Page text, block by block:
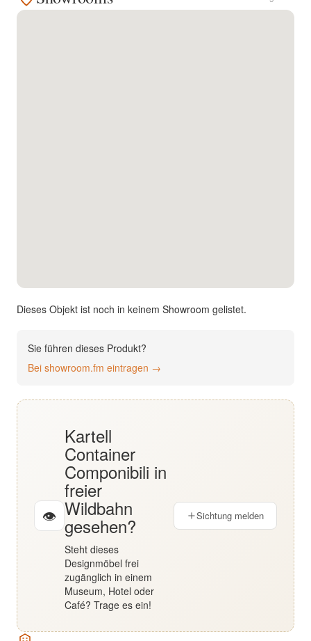
Deutsch
Dieses Objekt ist noch in keinem Showroom gelistet.
Sie führen dieses Produkt?
Bei showroom.fm eintragen →
👁
Kartell
Container
Componibili in
freier
Wildbahn
gesehen?
Steht dieses
Designmöbel frei
zugänglich in einem
Museum, Hotel oder
Café? Trage es ein!
Sichtung melden